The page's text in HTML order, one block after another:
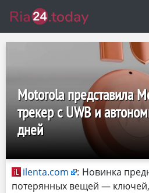
Motorola представила
трекер с UWB и
дней
ilenta.com : Новинка
потерянных вещей —